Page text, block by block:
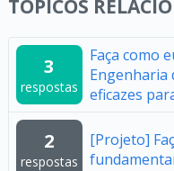
TÓPICOS
3
respostas
Faça como
Engenharia
eficazes
2
respostas
[Projeto]